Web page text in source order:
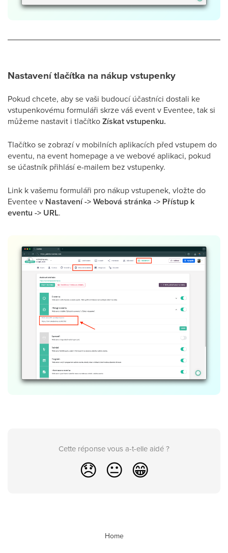
Nastavení tlačítka na nákup vstupenky
Pokud chcete, aby se vaši budoucí účastníci dostali ke
vstupenkovému formuláři skrze váš event v Eventee, tak si
můžeme nastavit i tlačítkoZískat vstupenku.
Tlačítko se zobrazí v mobilních aplikacích před vstupem do
eventu, na event homepage a ve webové aplikaci, pokud
se účastník přihlásí e-mailem bez vstupenky.
Link k vašemu formuláři pro nákup vstupenek, vložte do
Eventee v Nastavení -> Webová stránka -> Přístup k
eventu -> URL.
Cette réponse vous a-t-elle aidé ?
😞 😐 😁
Home